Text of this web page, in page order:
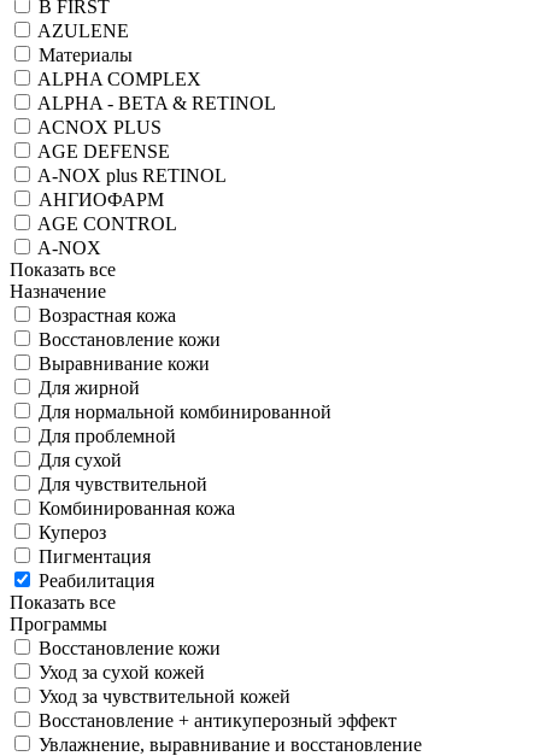
B FIRST
AZULENE
Материалы
ALPHA COMPLEX
ALPHA - BETA & RETINOL
ACNOX PLUS
AGE DEFENSE
A-NOX plus RETINOL
АНГИОФАРМ
AGE CONTROL
A-NOX
Показать все
Назначение
Возрастная кожа
Восстановление кожи
Выравнивание кожи
Для жирной
Для нормальной комбинированной
Для проблемной
Для сухой
Для чувствительной
Комбинированная кожа
Купероз
Пигментация
Реабилитация
Показать все
Программы
Восстановление кожи
Уход за сухой кожей
Уход за чувствительной кожей
Восстановление + антикуперозный эффект
Увлажнение, выравнивание и восстановление